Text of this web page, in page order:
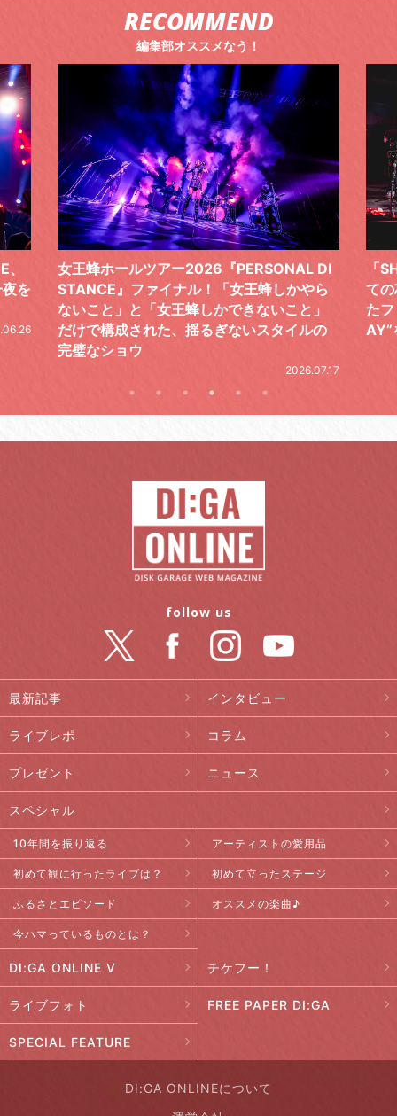
RECOMMEND
編集部オススメなう！
ら
の
「SHISHAMOでした!!!」ロックバンドとし
ての芯を貫き通し、笑顔と感謝で泳ぎ切っ
たファイナルライブ、DAY2“GOODBYE D
AY”をレポート
気
レ
最新記事 インタビュー
ライブレポ コラム
プレゼント ニュース
スペシャル
10年間を振り返る アーティストの愛用品
初めて観に行ったライブは？ 初めて立ったステージ
ふるさとエピソード オススメの楽曲♪
今ハマっているものとは？
DI:GA ONLINE V チケフー！
ライブフォト FREE PAPER DI:GA
SPECIAL FEATURE
follow us
DI:GA ONLINEについて